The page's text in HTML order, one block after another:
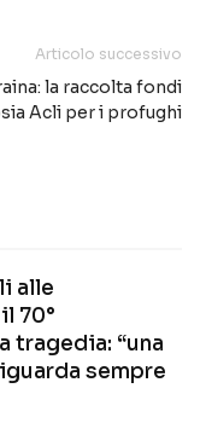
Articolo successivo
la raccolta fondi
Acli per i profughi
alle
70°
tragedia: “una
sempre